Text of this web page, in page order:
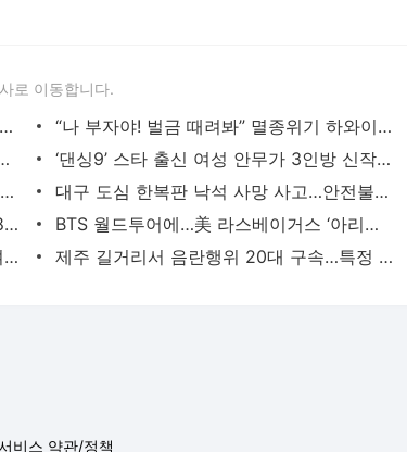
로 이동합니다.
히키코모리 찾아가던 ‘렌탈언니’, 32년 활동 접은 이유[이세계도쿄]
“나 부자야! 벌금 때려봐” 멸종위기 하와이물범에 돌덩이 투척
구미시, 이승환 측에 배상해야”
‘댄싱9’ 스타 출신 여성 안무가 3인방 신작에 시선 집중
인사불만 충주시장실 기물 파손…공무원 벌금 500만원
대구 도심 한복판 낙석 사망 사고…안전불감증 도마
정부 2만원대 5G 요금제 “체감 절감액 180원 불과”…이훈기 “통신비 구조 해결해야”
BTS 월드투어에…美 라스베이거스 ‘아리랑’으로 물든다
남편 살해 모의 태권도장 관장·직원…10여일 전부터 시도
제주 길거리서 음란행위 20대 구속…특정 부위 노출해
비스 약관/정책